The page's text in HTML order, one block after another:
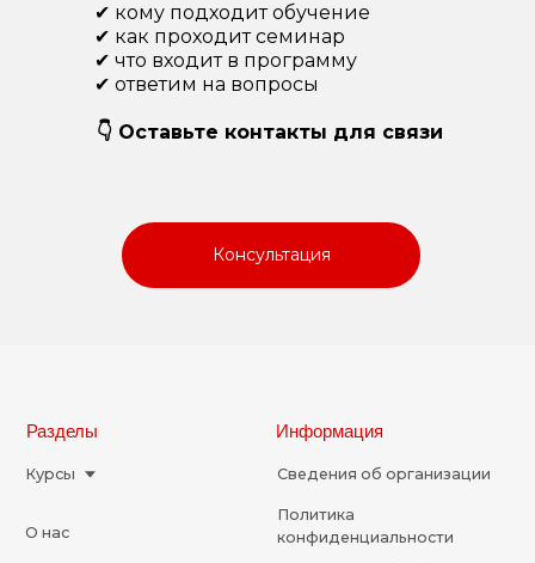
Консультация
✔ кому подходит обучение
✔ как проходит семинар
✔ что входит в программу
✔ ответим на вопросы
👇 Оставьте контакты для связи